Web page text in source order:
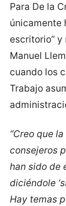
Para De la
únicamente
escritorio”
Manuel
cuando los
Trabajo
“Creo que
consejeros
han sido de
diciéndole
Hay temas